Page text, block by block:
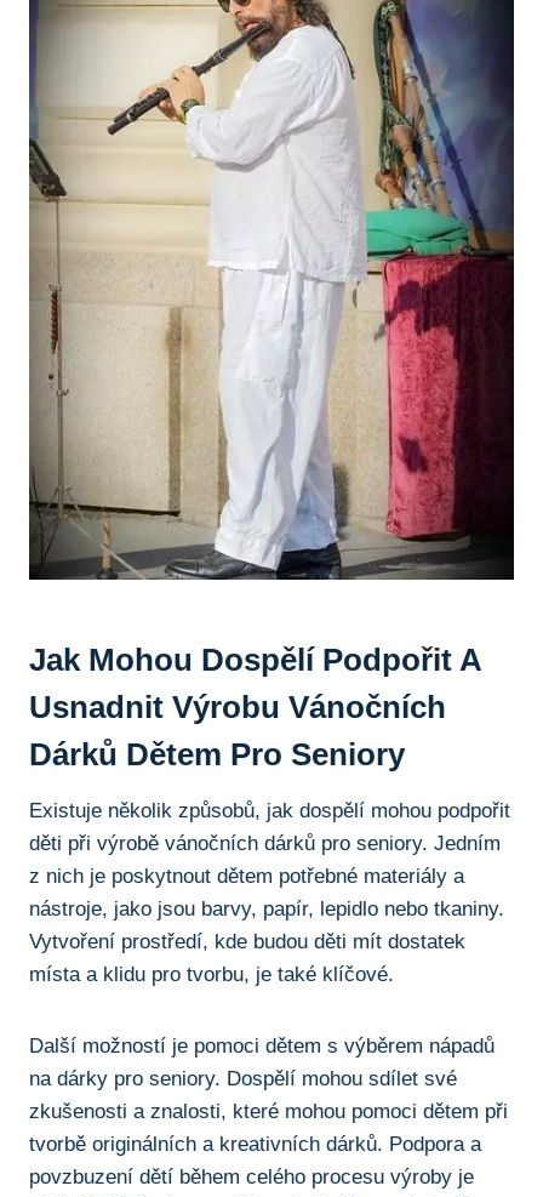
Jak Mohou​ Dospělí ⁣podpořit A
⁣usnadnit Výrobu Vánočních
Dárků Dětem⁢ Pro ​seniory
Existuje několik způsobů, jak dospělí ​mohou podpořit
děti​ při výrobě vánočních ⁢dárků‌ pro seniory. Jedním
z nich je⁣ poskytnout ⁣dětem potřebné materiály a
nástroje, jako jsou barvy, papír, lepidlo nebo tkaniny.‍
Vytvoření prostředí, kde‍ budou děti mít dostatek
‍místa a klidu⁣ pro tvorbu, je také klíčové.
Další možností je pomoci dětem s výběrem nápadů
na dárky⁣ pro ⁣seniory.‌ Dospělí mohou sdílet své
zkušenosti a‍ znalosti, které mohou pomoci dětem při
tvorbě originálních a kreativních dárků.‍ Podpora a
povzbuzení dětí během celého procesu výroby je